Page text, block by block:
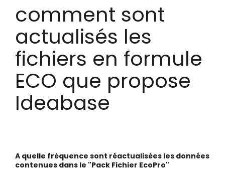
comment sont
actualisés les
fichiers en formule
ECO que propose
Ideabase
A quelle fréquence sont réactualisées les données
contenues dans le "Pack Fichier EcoPro"